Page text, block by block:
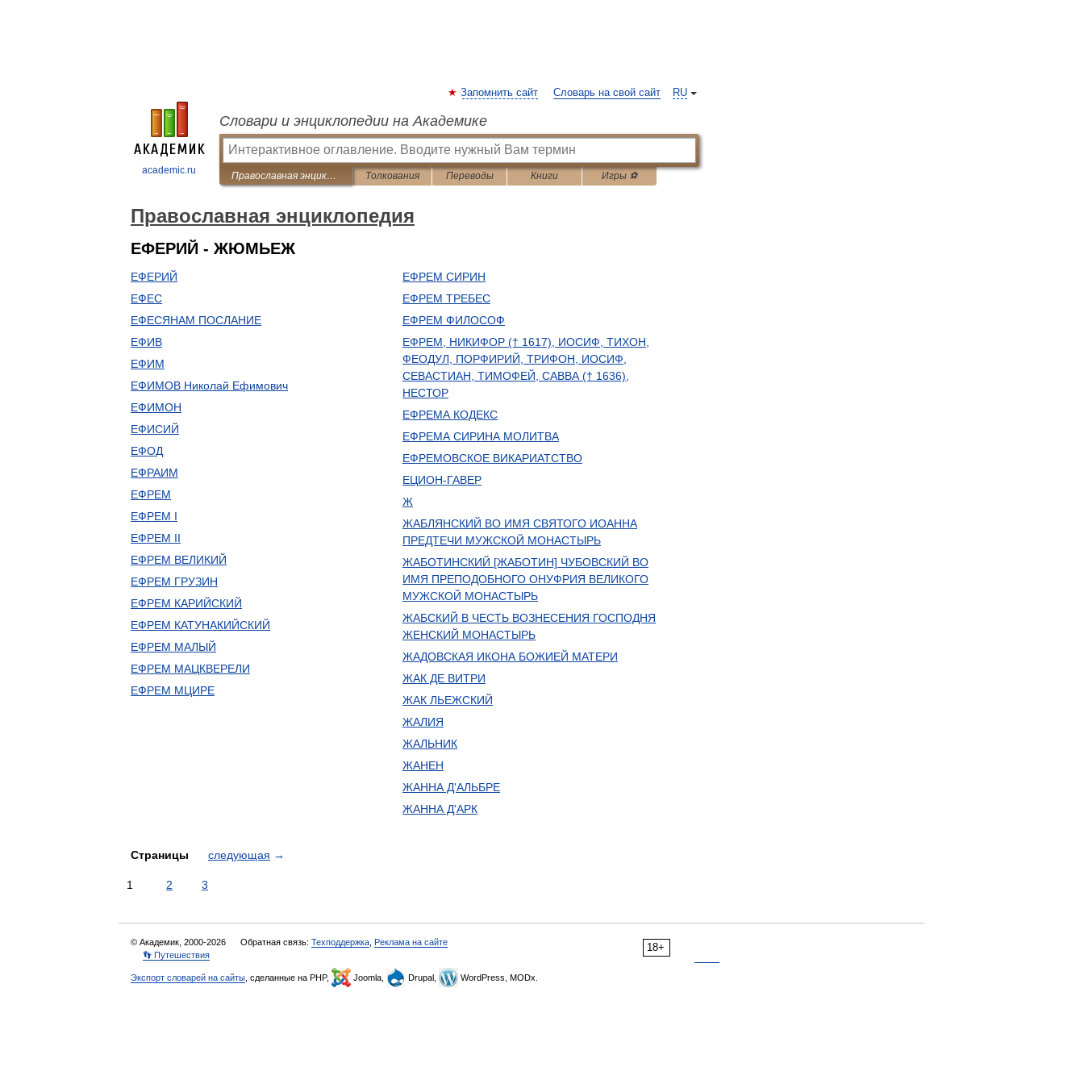
academic.ru
RU
Запомнить сайт Словарь на свой сайт
Словари и энциклопедии на Академике
Православная энциклопедия Толкования Переводы Книги Игры ⚽
Православная энциклопедия
ЕФЕРИЙ - ЖЮМЬЕЖ
ЕФЕРИЙ
ЕФЕС
ЕФЕСЯНАМ ПОСЛАНИЕ
ЕФИВ
ЕФИМ
ЕФИМОВ Николай Ефимович
ЕФИМОН
ЕФИСИЙ
ЕФОД
ЕФРАИМ
ЕФРЕМ
ЕФРЕМ I
ЕФРЕМ II
ЕФРЕМ ВЕЛИКИЙ
ЕФРЕМ ГРУЗИН
ЕФРЕМ КАРИЙСКИЙ
ЕФРЕМ КАТУНАКИЙСКИЙ
ЕФРЕМ МАЛЫЙ
ЕФРЕМ МАЦКВЕРЕЛИ
ЕФРЕМ МЦИРЕ
ЕФРЕМ СИРИН
ЕФРЕМ ТРЕБЕС
ЕФРЕМ ФИЛОСОФ
ЕФРЕМ, НИКИФОР († 1617), ИОСИФ, ТИХОН,
ФЕОДУЛ, ПОРФИРИЙ, ТРИФОН, ИОСИФ,
СЕВАСТИАН, ТИМОФЕЙ, САВВА († 1636),
НЕСТОР
ЕФРЕМА КОДЕКС
ЕФРЕМА СИРИНА МОЛИТВА
ЕФРЕМОВСКОЕ ВИКАРИАТСТВО
ЕЦИОН-ГАВЕР
Ж
ЖАБЛЯНСКИЙ ВО ИМЯ СВЯТОГО ИОАННА
ПРЕДТЕЧИ МУЖСКОЙ МОНАСТЫРЬ
ЖАБОТИНСКИЙ [ЖАБОТИН] ЧУБОВСКИЙ ВО
ИМЯ ПРЕПОДОБНОГО ОНУФРИЯ ВЕЛИКОГО
МУЖСКОЙ МОНАСТЫРЬ
ЖАБСКИЙ В ЧЕСТЬ ВОЗНЕСЕНИЯ ГОСПОДНЯ
ЖЕНСКИЙ МОНАСТЫРЬ
ЖАДОВСКАЯ ИКОНА БОЖИЕЙ МАТЕРИ
ЖАК ДЕ ВИТРИ
ЖАК ЛЬЕЖСКИЙ
ЖАЛИЯ
ЖАЛЬНИК
ЖАНЕН
ЖАННА Д'АЛЬБРЕ
ЖАННА Д'АРК
Страницы следующая →
1 2 3
18+
© Академик, 2000-2026 Обратная связь: Техподдержка Реклама на сайте
👣 Путешествия
Экспорт словарей на сайты , сделанные на PHP, Joomla, Drupal, WordPress, MODx.